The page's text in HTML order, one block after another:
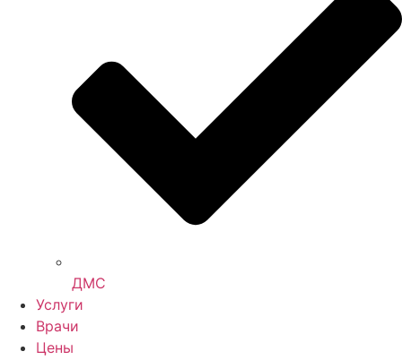
ДМС
Услуги
Врачи
Цены